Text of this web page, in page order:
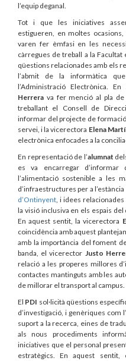
l’equip deganal.
Tot i que les iniciatives
estigueren, en moltes
varen fer èmfasi en les
càrregues de treball a la
qüestions relacionades amb els
l’abmit de la informàtica
l’Administració Electrònica.
Herrera va fer menció al pla de
treballant el Consell de
informar del projecte de
servei, i la vicerectora Elena
electrònica enfocades a la
En representació de l’alumnat
es va encarregar
l’alimentació sostenible a les
d’infraestructures per a
d’Ontinyent, i idees
la visió inclusiva en els espais
En aquest sentit, la vicerectora
coincidència amb aquest
amb la importància del foment
banda, el vicerector Justo
relació a les properes millores
contactes mantinguts amb les
de millorar el transport al campus.
El PDI sol·licità qüestions
d’investigació, i genèriques com
suport a la recerca, eines de
als nous procediments
iniciatives que el personal
estratègics. En aquest sentit,